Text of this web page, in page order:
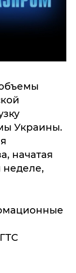
Украины.
начатая